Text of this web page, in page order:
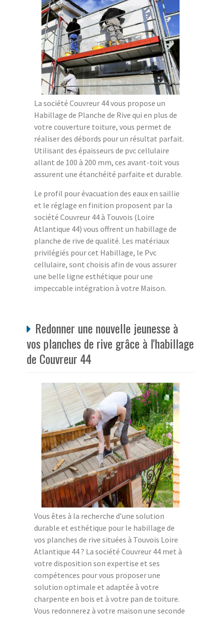
La société Couvreur 44 vous propose un
Habillage de Planche de Rive qui en plus de
votre couverture toiture, vous permet de
réaliser des débords pour un résultat parfait.
Utilisant des épaisseurs de pvc cellulaire
allant de 100 à 200 mm, ces avant-toit vous
assurent une étanchéité parfaite et durable.
Le profil pour évacuation des eaux en saillie
et le réglage en finition proposent par la
société Couvreur 44 à Touvois (Loire
Atlantique 44) vous offrent un habillage de
planche de rive de qualité. Les matériaux
privilégiés pour cet Habillage, le Pvc
cellulaire, sont choisis afin de vous assurer
une belle ligne esthétique pour une
impeccable intégration à votre Maison.
Redonner une nouvelle jeunesse à
vos planches de rive grâce à l'habillage
de Couvreur 44
Vous êtes à la recherche d’une solution
durable et esthétique pour le habillage de
vos planches de rive situées à Touvois Loire
Atlantique 44 ? La société Couvreur 44 met à
votre disposition son expertise et ses
compétences pour vous proposer une
solution optimale et adaptée à votre
charpente en bois et à votre pan de toiture.
Vous redonnerez à votre maison une seconde